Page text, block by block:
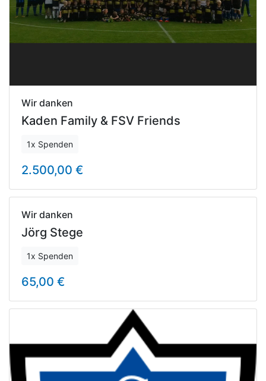
Wir danken
Kaden Family & FSV Friends
1x Spenden
2.500,00 €
Wir danken
Jörg Stege
1x Spenden
65,00 €